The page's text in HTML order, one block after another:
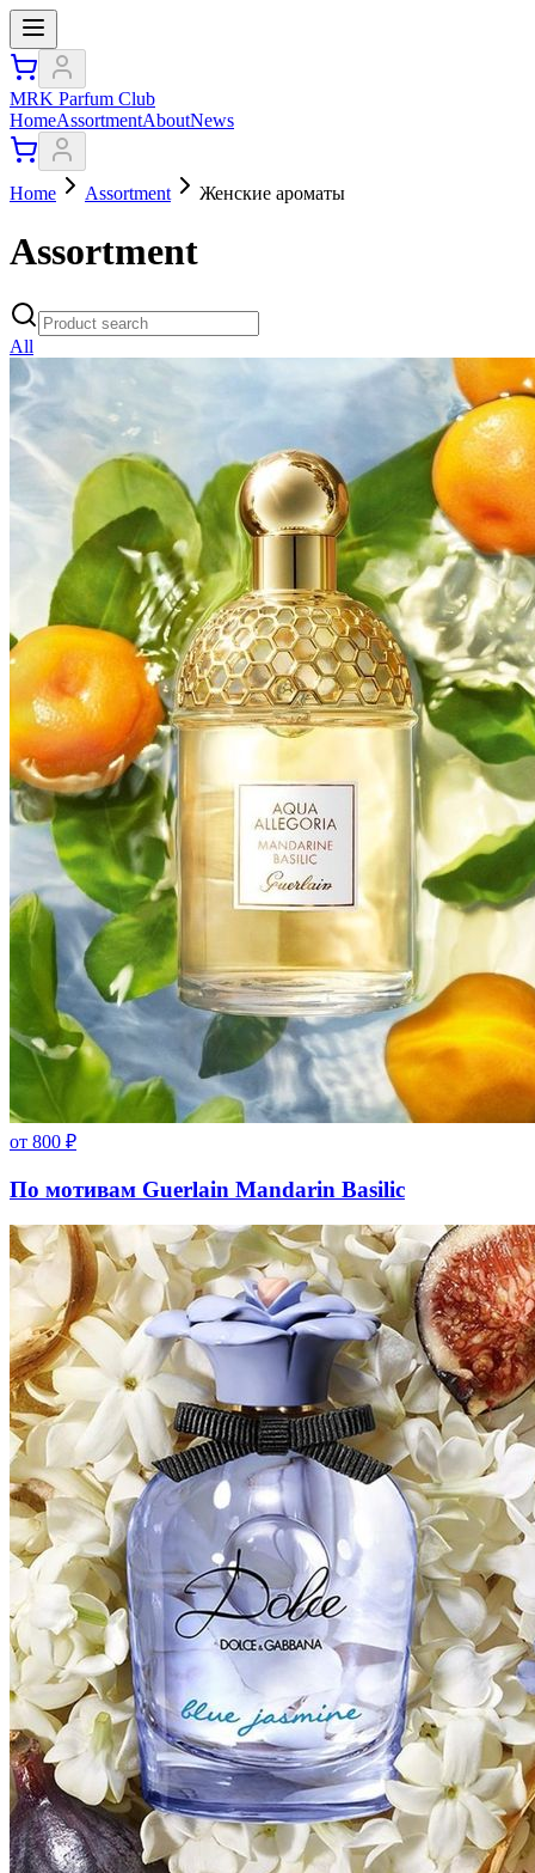
MRK Parfum Club
HomeAssortmentAboutNews
Home Assortment Женские ароматы
Assortment
All
от 800 ₽
По мотивам Guerlain Mandarin Basilic